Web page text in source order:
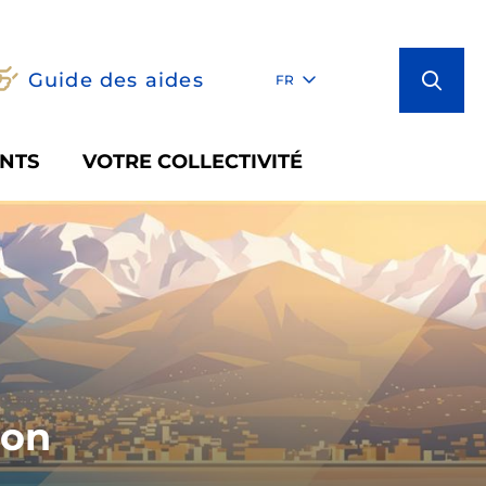
Guide des aides FR
VOTRE COLLECTIVITÉ